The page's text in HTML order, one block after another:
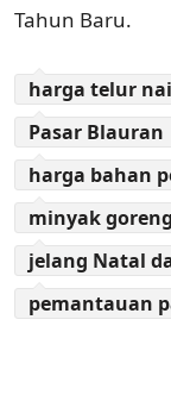
Tahun Baru.
harga telur
Pasar Blauran
harga bahan
minyak
jelang Natal
pemantauan